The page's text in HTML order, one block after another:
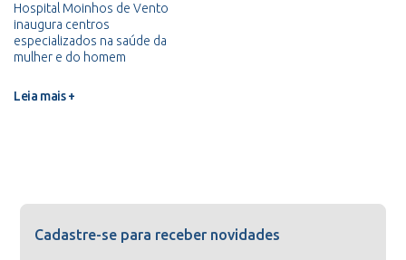
Hospital Moinhos de Vento
inaugura centros
especializados na saúde da
mulher e do homem
Leia mais +
Cadastre-se para receber novidades